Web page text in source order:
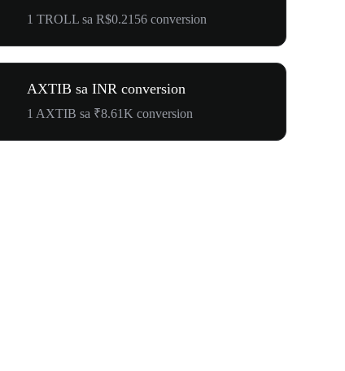
1 TROLL sa R$0.2156 conversion
AXTIB sa INR conversion
1 AXTIB sa ₹8.61K conversion